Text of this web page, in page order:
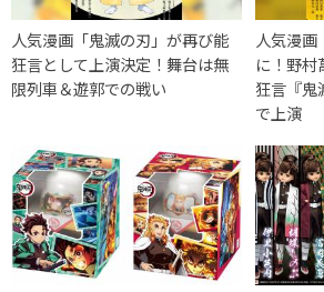
人気漫画「鬼滅の刃」が再び能
狂言として上演決定！舞台は無
限列車＆遊郭での戦い
人気漫画
に！野
狂言『鬼
で上演